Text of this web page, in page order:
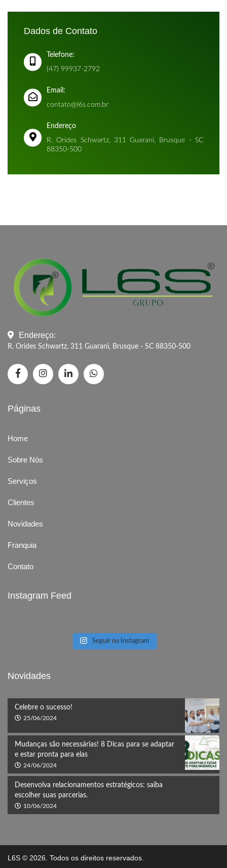
Dados de Contato
Telefone:
(47) 99937-2792
Email:
contato@l6s.com.br
Endereço
R. Orides Schwartz, 311 Guarani, Brusque - SC
88350-500
Endereço:
R. Orides Schwartz, 311 Guarani, Brusque - SC 88350-500
Páginas
Home
Sobre Nós
Serviços
Clientes
Novidades
Franquia
Contato
Instagram Feed
Seguir no Instagram
Novidades
Celebre o sucesso!
25/06/2024
Mudanças são necessárias! 8 Dicas para se adaptar
e estar pronta para elas
24/06/2024
Desenvolva relacionamentos estratégicos: saiba
escolher suas parcerias.
10/06/2024
L6S © 2026. Todos os direitos reservados.